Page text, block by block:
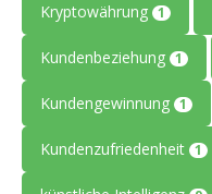
Kryptowährung 1
Kundenbeziehung 1
Kundengewinnung 1
Kundenzufriedenheit 1